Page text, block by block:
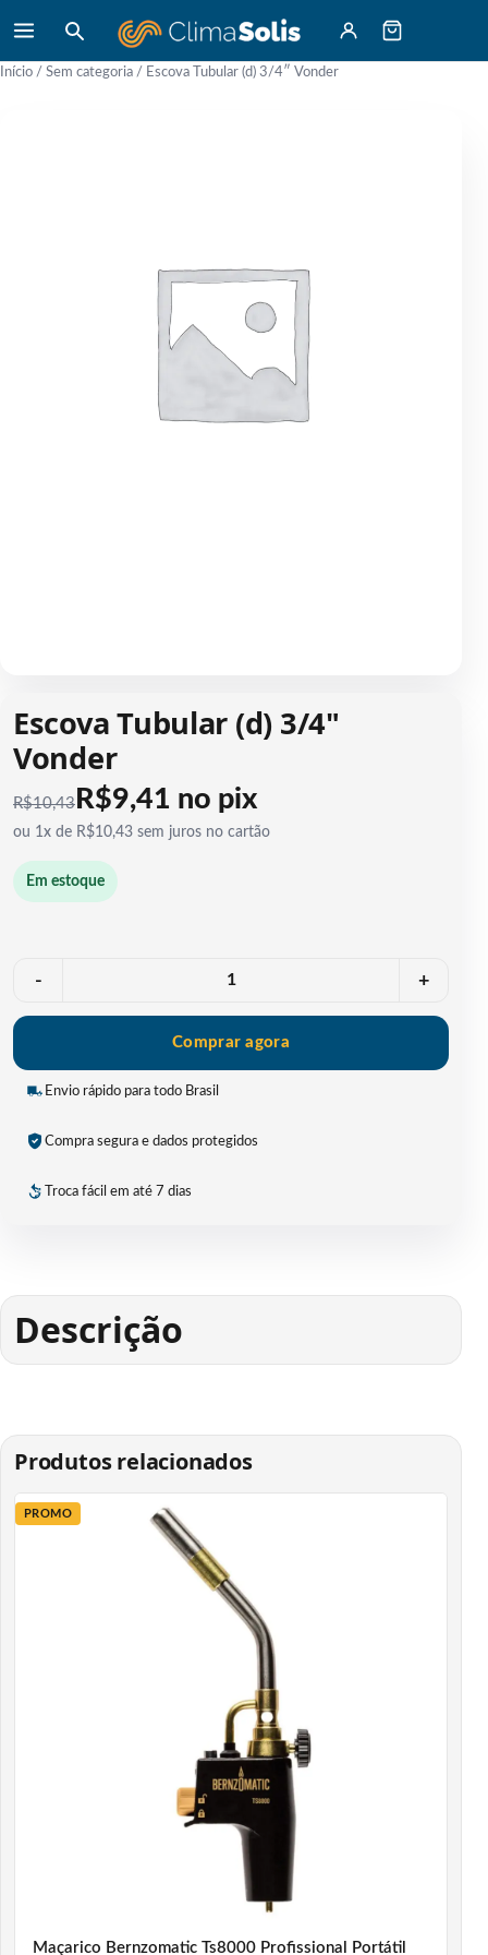
Início / Sem categoria / Escova Tubular (d) 3/4″ Vonder
Escova Tubular (d) 3/4"
Vonder
R$10,43 R$9,41 no pix
ou 1x de R$10,43 sem juros no cartão
Em estoque
- +
Comprar agora
Envio rápido para todo Brasil
Compra segura e dados protegidos
Troca fácil em até 7 dias
Descrição
Produtos relacionados
PROMO
Maçarico Bernzomatic Ts8000 Profissional Portátil